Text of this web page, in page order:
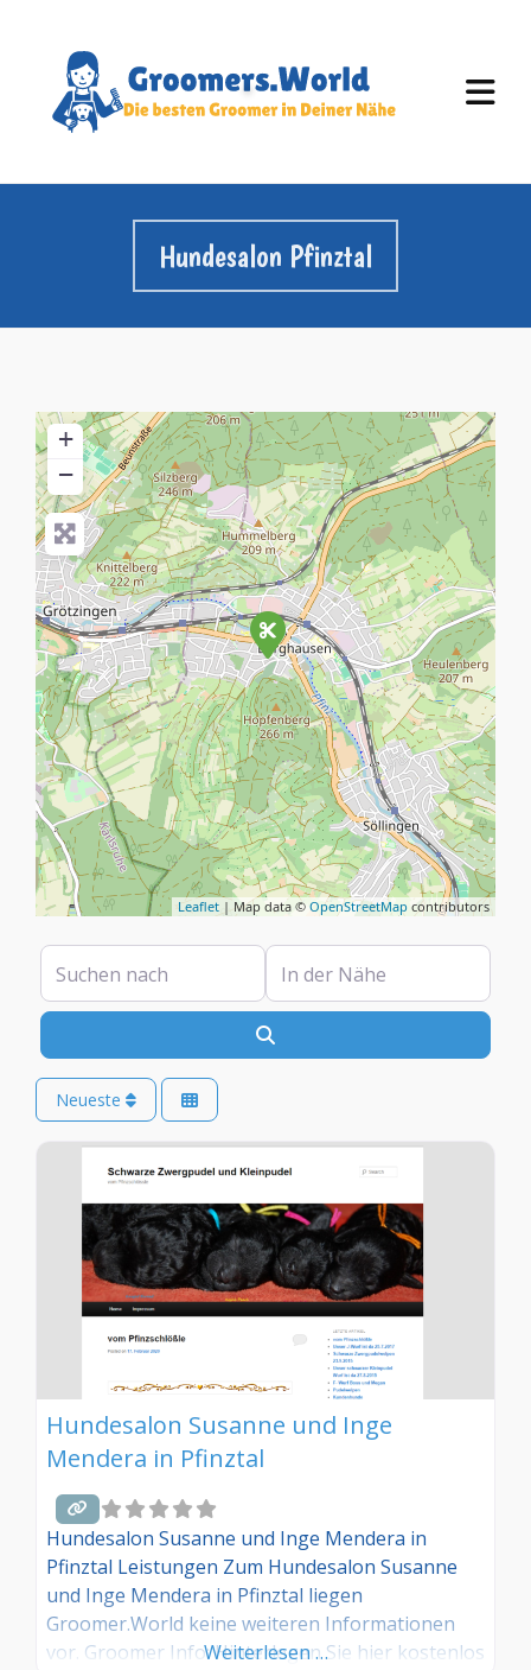
Hundesalon Pfinztal
+
−
Leaflet | Map data © OpenStreetMap contributors
Suchen nach In der Nähe
Neueste
Hundesalon Susanne und Inge
Mendera in Pfinztal
Hundesalon Susanne und Inge Mendera in
Pfinztal Leistungen Zum Hundesalon Susanne
und Inge Mendera in Pfinztal liegen
Groomer.World keine weiteren Informationen
vor. Groomer Info: Hinterlegen Sie hier kostenlos
Weiterlesen …